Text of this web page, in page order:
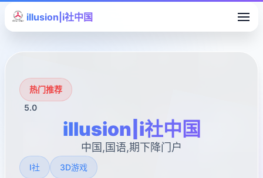
illusion|i社中国
热门推荐
5.0
illusion|i社中国
中国,国语,期下降门户
I社 3D游戏